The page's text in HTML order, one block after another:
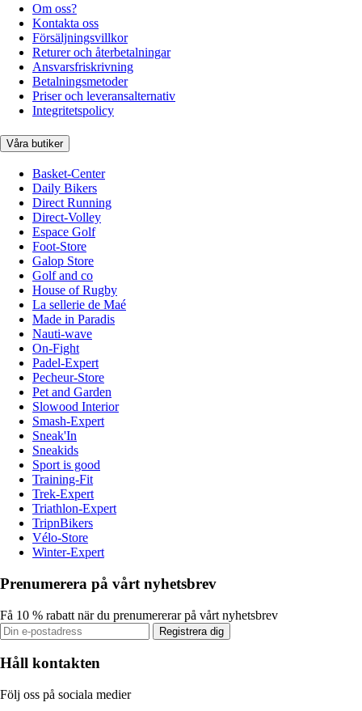
Om oss?
Kontakta oss
Försäljningsvillkor
Returer och återbetalningar
Ansvarsfriskrivning
Betalningsmetoder
Priser och leveransalternativ
Integritetspolicy
Våra butiker
Basket-Center
Daily Bikers
Direct Running
Direct-Volley
Espace Golf
Foot-Store
Galop Store
Golf and co
House of Rugby
La sellerie de Maé
Made in Paradis
Nauti-wave
On-Fight
Padel-Expert
Pecheur-Store
Pet and Garden
Slowood Interior
Smash-Expert
Sneak'In
Sneakids
Sport is good
Training-Fit
Trek-Expert
Triathlon-Expert
TripnBikers
Vélo-Store
Winter-Expert
Prenumerera på vårt nyhetsbrev
Få 10 % rabatt när du prenumererar på vårt nyhetsbrev
Registrera dig
Håll kontakten
Följ oss på sociala medier